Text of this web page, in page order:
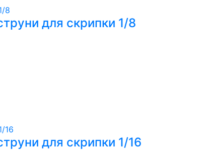
для скрипки 1/8
для скрипки 1/16